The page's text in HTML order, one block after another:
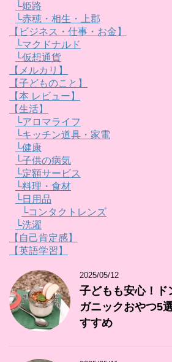
└姫路
└赤穂・相生・上郡
【ビジネス・仕事・お金】
└マクドナルド
└仮想通貨
【メルカリ】
【子どものこと】
【本 レビュー】
【生活】
└アロマライフ
└キッチン道具・家電
└健康
└子供の病気
└定額サービス
└料理・食材
└日用品
└コンタクトレンズ
└洗濯
【自己肯定感】
【英語学習】
2025/05/12
子どもも安心！ド
ガニックおやつ5
すすめ